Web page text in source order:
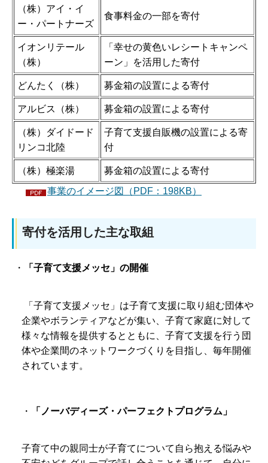
（株）アイ・イ
ー・パートナーズ
食事料金の一部を寄付
イオンリテール
（株）
「幸せの黄色いレシートキャンペ
ーン」を活用した寄付
どんたく（株） 募金箱の設置による寄付
アルビス（株） 募金箱の設置による寄付
（株）ダイドード
リンコ北陸
子育て支援自販機の設置による寄
付
（株）極楽湯
募金箱の設置による寄付
事業のイメージ図（PDF：198KB）
寄付を活用した主な取組
・ 「子育て支援メッセ」の開催
「子育て支援メッセ」は子育て支援に取り組む団体や
企業やボランティアなどが集い、子育て家庭に対して
様々な情報を提供するとともに、子育て支援を行う団
体や企業間のネットワークづくりを目指し、毎年開催
されています。
・ 「ノーバディーズ・パーフェクトプログラム」
子育て中の親同士が子育てについて自ら抱える悩みや